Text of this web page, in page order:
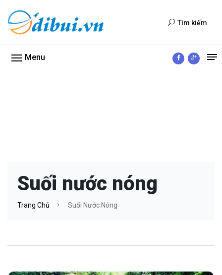
Tìm kiếm
Menu
Suối nước nóng
Trang Chủ Suối Nước Nóng